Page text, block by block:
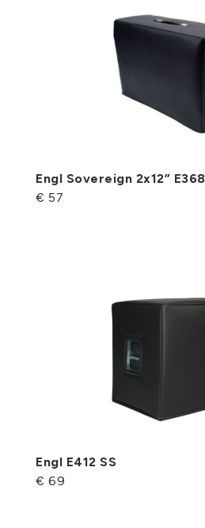
Engl Sovereign 2x12” E368
€ 57
Engl E412 SS
€ 69